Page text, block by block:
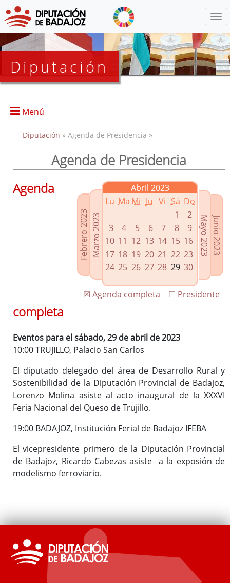
Diputación
Menú
Presidencia
Grupos Políticos
Enlaces relacionados
Agenda de Presidencia
Plenos provinciales y Juntas de gobierno
Oficina de Proyectos Europeos
Diputación » Agenda de Presidencia »
Agenda de Presidencia
Febrero 2023Marzo 2023
Abril 2023
Lu Ma Mi Ju Vi Sá Do
1
2
3
4 5 6 7 8
9
10 11 12 13 14 15 16
17 18 19 20 21 22 23
24 25 26 27 28 29 30
Junio 2023
Mayo 2023
☐ Presidente
☒ Agenda completa
Agenda
completa
Eventos para el sábado, 29 de abril de 2023
10:00 TRUJILLO, Palacio San Carlos
El diputado delegado del área de Desarrollo Rural y
Sostenibilidad de la Diputación Provincial de Badajoz,
Lorenzo Molina asiste al acto inaugural de la XXXVI
Feria Nacional del Queso de Trujillo.
19:00 BADAJOZ, Institución Ferial de Badajoz IFEBA
El vicepresidente primero de la Diputación Provincial
de Badajoz, Ricardo Cabezas asiste a la exposión de
modelismo ferroviario.